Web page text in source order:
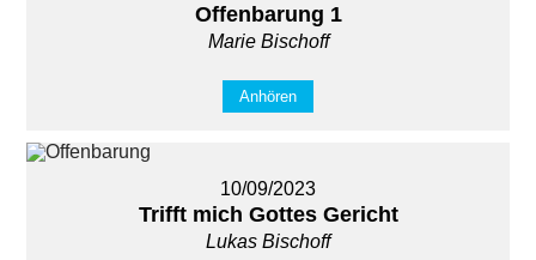
Offenbarung 1
Marie Bischoff
Anhören
10/09/2023
Trifft mich Gottes Gericht
Lukas Bischoff